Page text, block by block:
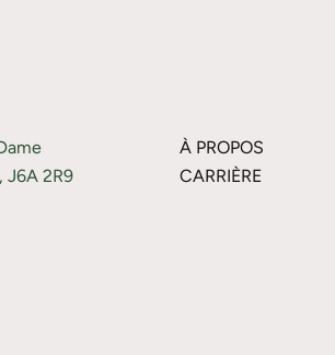
J6A 2R9
À PROPOS
CARRIÈRE